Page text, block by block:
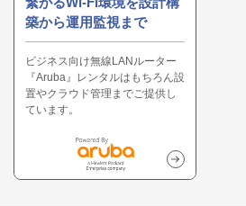
築から運用監視まで
ビジネス向け無線LANルーター
『Aruba』レンタルはもちろん設
置やクラウド管理までご提供し
ています。